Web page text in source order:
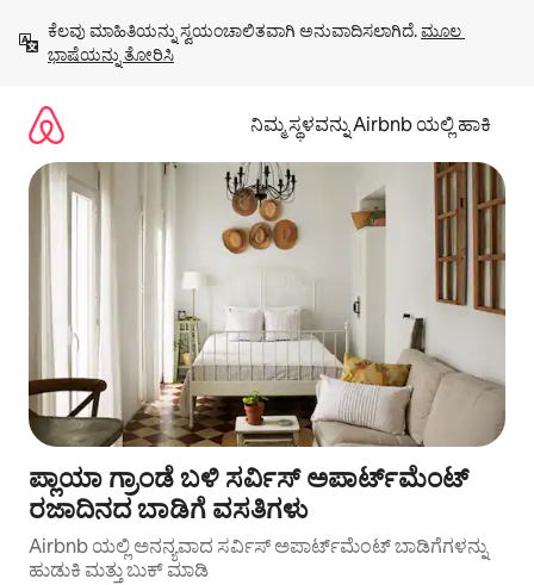
ಹೋಗಿ
ಕೆಲವು ಮಾಹಿತಿಯನ್ನು ಸ್ವಯಂಚಾಲಿತವಾಗಿ ಅನುವಾದಿಸಲಾಗಿದೆ. ಮೂಲ
ಭಾಷೆಯನ್ನು ತೋರಿಸಿ
ನಿಮ್ಮ ಸ್ಥಳವನ್ನು Airbnb ಯಲ್ಲಿ ಹಾಕಿ
ಪ್ಲಾಯಾ ಗ್ರಾಂಡೆ ಬಳಿ ಸರ್ವಿಸ್ ಅಪಾರ್ಟ್‌ಮೆಂಟ್
ರಜಾದಿನದ ಬಾಡಿಗೆ ವಸತಿಗಳು
Airbnb ಯಲ್ಲಿ ಅನನ್ಯವಾದ ಸರ್ವಿಸ್ ಅಪಾರ್ಟ್‌ಮೆಂಟ್ ಬಾಡಿಗೆಗಳನ್ನು
ಹುಡುಕಿ ಮತ್ತು ಬುಕ್ ಮಾಡಿ